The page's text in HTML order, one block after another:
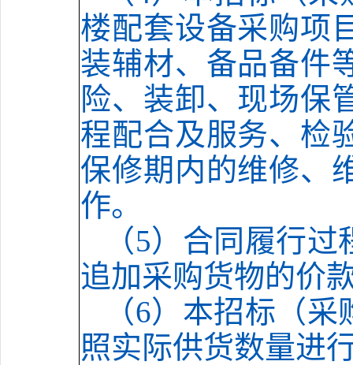
楼配套设备采购项
装辅材、备品备件
险、装卸、现场保
程配合及服务、 检
保修期内的维修、
作。
（5） 合同履行过
追加采购货物的价
（6） 本招标（采
照实际供货数量进